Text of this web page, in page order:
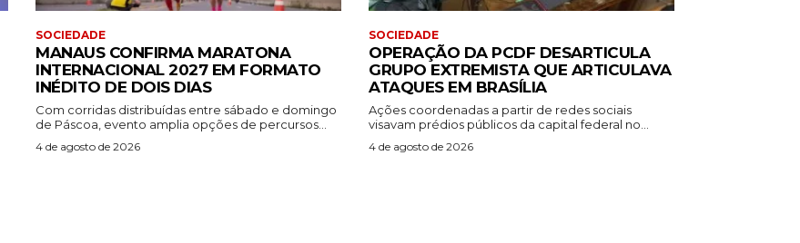
SOCIEDADE
MANAUS CONFIRMA MARATONA
INTERNACIONAL 2027 EM FORMATO
INÉDITO DE DOIS DIAS
Com corridas distribuídas entre sábado e domingo
de Páscoa, evento amplia opções de percursos...
4 de agosto de 2026
SOCIEDADE
OPERAÇÃO DA PCDF DESARTICULA
GRUPO EXTREMISTA QUE ARTICULAVA
ATAQUES EM BRASÍLIA
Ações coordenadas a partir de redes sociais
visavam prédios públicos da capital federal no...
4 de agosto de 2026